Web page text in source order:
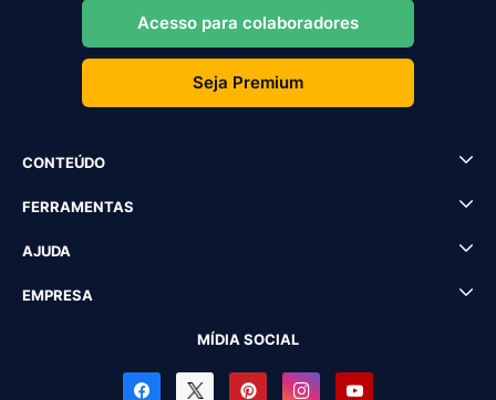
Acesso para colaboradores
Seja Premium
CONTEÚDO
FERRAMENTAS
AJUDA
EMPRESA
MÍDIA SOCIAL